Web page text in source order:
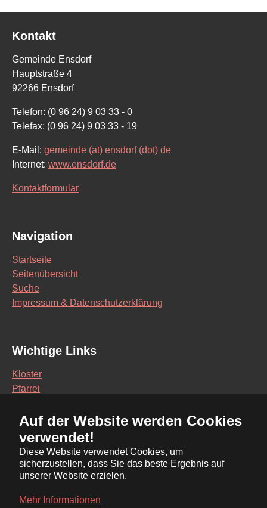
Auf der Website werden Cookies
verwendet!
Diese Website verwendet Cookies, um
sicherzustellen, dass Sie das beste Ergebnis auf
unserer Website erzielen.
Mehr Informationen
Kontakt
Gemeinde Ensdorf
Hauptstraße 4
92266 Ensdorf
Telefon: (0 96 24) 9 03 33 - 0
Telefax: (0 96 24) 9 03 33 - 19
E-Mail: gemeinde (at) ensdorf (dot) de
Internet: www.ensdorf.de
Kontaktformular
Navigation
Startseite
Seitenübersicht
Suche
Impressum & Datenschutzerklärung
Wichtige Links
Kloster
Pfarrei
Vereine
Interaktive Karte
Bürgerservice Online
Ratsinformationssystem